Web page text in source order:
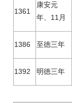
1361
康安元
年、11月
1386 至徳三年
1392 明徳三年